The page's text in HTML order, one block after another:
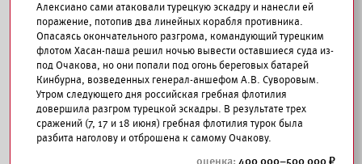
Алексиано сами атаковали турецкую эскадру и нанесли ей
поражение, потопив два линейных корабля противника.
Опасаясь окончательного разгрома, командующий турецким
флотом Хасан-паша решил ночью вывести оставшиеся суда из-
под Очакова, но они попали под огонь береговых батарей
Кинбурна, возведенных генерал-аншефом А.В. Суворовым.
Утром следующего дня российская гребная флотилия
довершила разгром турецкой эскадры. В результате трех
сражений (7, 17 и 18 июня) гребная флотилия турок была
разбита наголову и отброшена к самому Очакову.
400 000–500 000